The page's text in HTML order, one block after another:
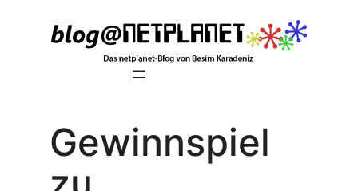
Gewinnspiel